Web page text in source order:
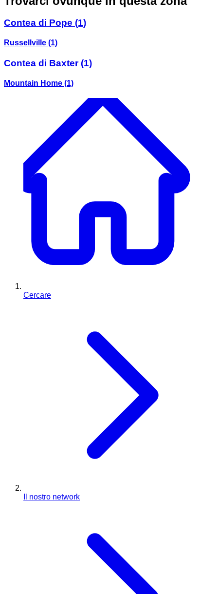
Contea di Pope (1)
Russellville (1)
Contea di Baxter(1)
Mountain Home (1)
Cercare
Il nostro network